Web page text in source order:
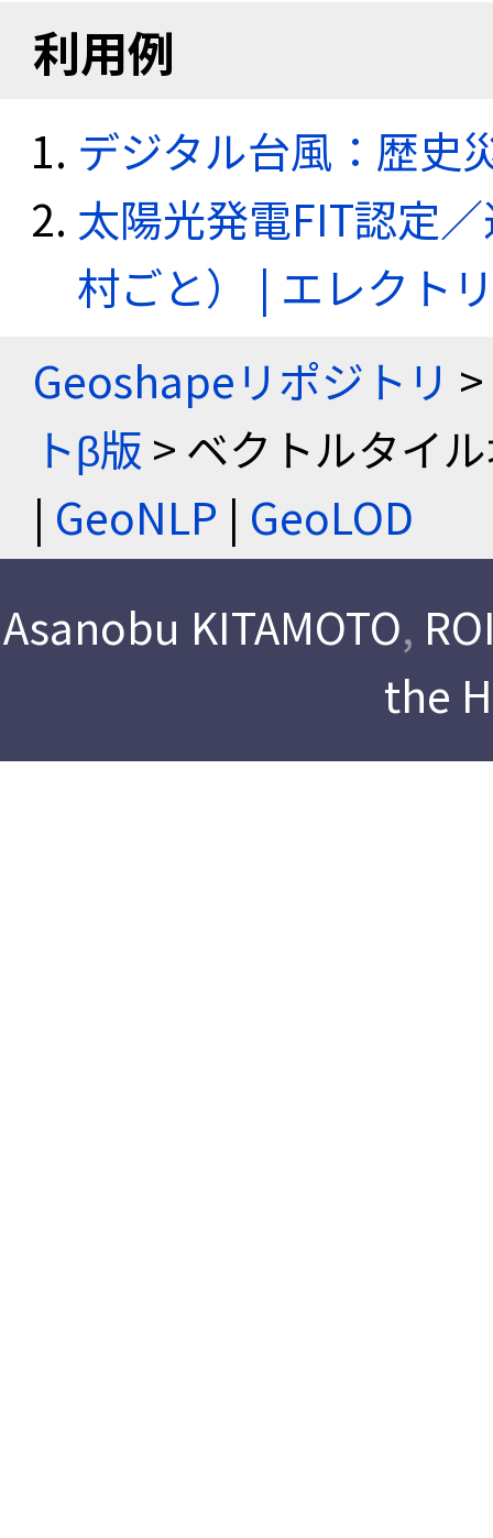
利用例
デジタル台風：歴史
太陽光発電FIT認定
村ごと） | エレクト
Geoshapeリポジトリ >
トβ版 > ベクトルタイ
| GeoNLP | GeoLOD
Asanobu KITAMOTO,
the